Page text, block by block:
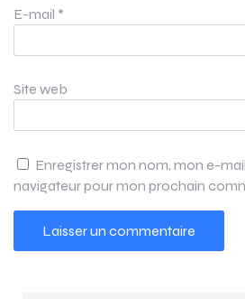
E-mail *
Site web
Enregistrer mon nom, mon e-
navigateur pour mon prochain